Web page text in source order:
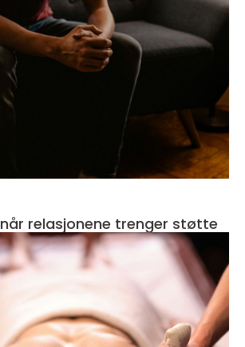
Familieterapi når relasjonene trenger støtte